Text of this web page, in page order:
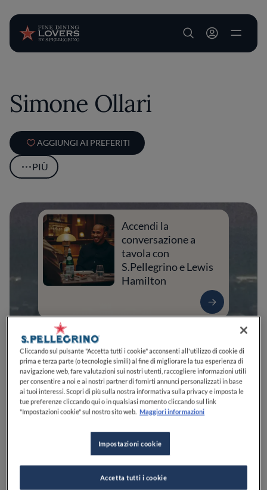
User account
Simone Ollari
AGGIUNGI AI PREFERITI
PIÙ
Accendi la
conversazione a
tavola con
S.Pellegrino e Lewis
Hamilton
Cliccando sul pulsante "Accetta tutti i cookie" acconsenti all'utilizzo di cookie di
prima e terza parte (o tecnologie simili) al fine di migliorare la tua esperienza di
navigazione web, fare valutazioni sui nostri utenti, raccogliere informazioni utili
per consentire a noi e ai nostri partner di fornirti annunci personalizzati in base
ai tuoi interessi. Scopri di più sulla nostra informativa sulla privacy e imposta le
tue preferenze cliccando qui o in qualsiasi momento cliccando sul link
"Impostazioni cookie" sul nostro sito web. Maggiori informazioni
Impostazioni cookie
Accetta tutti i cookie